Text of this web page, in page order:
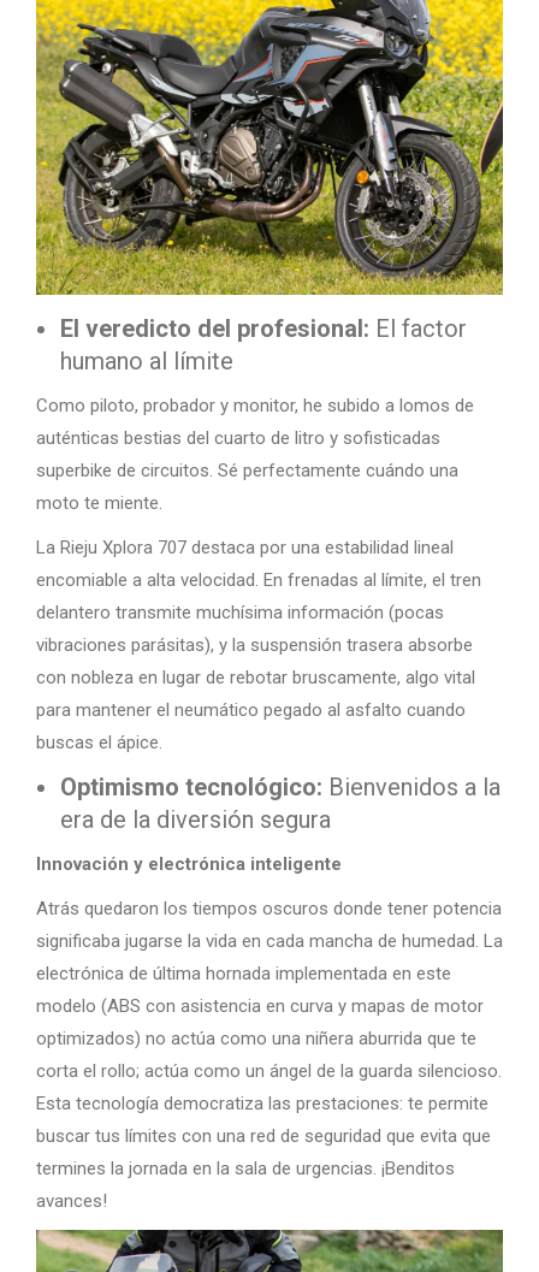
El veredicto del profesional: El factor
humano al límite
Como piloto, probador y monitor, he subido a lomos de
auténticas bestias del cuarto de litro y sofisticadas
superbike de circuitos. Sé perfectamente cuándo una
moto te miente.
La Rieju Xplora 707 destaca por una estabilidad lineal
encomiable a alta velocidad. En frenadas al límite, el tren
delantero transmite muchísima información (pocas
vibraciones parásitas), y la suspensión trasera absorbe
con nobleza en lugar de rebotar bruscamente, algo vital
para mantener el neumático pegado al asfalto cuando
buscas el ápice.
Optimismo tecnológico: Bienvenidos a la
era de la diversión segura
Innovación y electrónica inteligente
Atrás quedaron los tiempos oscuros donde tener potencia
significaba jugarse la vida en cada mancha de humedad. La
electrónica de última hornada implementada en este
modelo (ABS con asistencia en curva y mapas de motor
optimizados) no actúa como una niñera aburrida que te
corta el rollo; actúa como un ángel de la guarda silencioso.
Esta tecnología democratiza las prestaciones: te permite
buscar tus límites con una red de seguridad que evita que
termines la jornada en la sala de urgencias. ¡Benditos
avances!